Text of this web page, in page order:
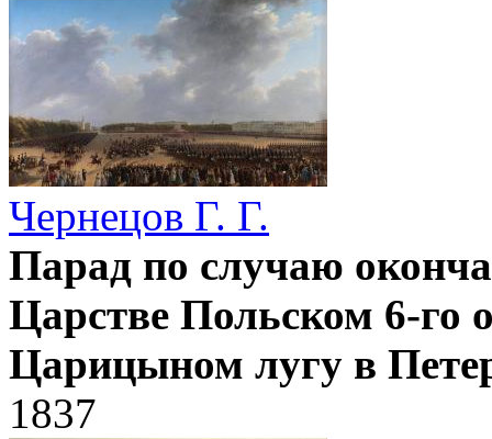
Чернецов Г. Г.
Парад по случаю
Царстве Польском 6-го
Царицыном лугу в
1837